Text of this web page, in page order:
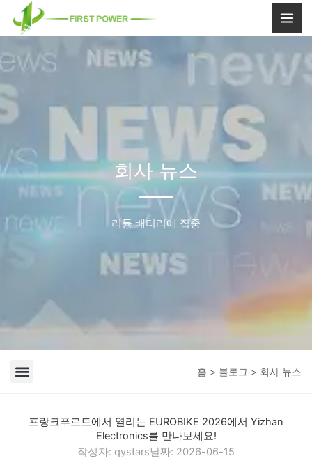
로
건
너
뛰
회사 뉴스
리튬 배터리에 집중
홈 > 블로그 > 회사 뉴스
프랑크푸르트에서 열리는 EUROBIKE 2026에서 Yizhan
Electronics를 만나보세요!
작성자: qystars날짜: 2026-06-15